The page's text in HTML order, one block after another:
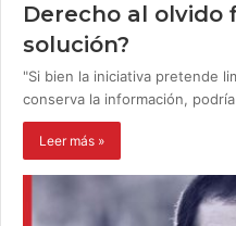
Derecho al olvido
solución?
"Si bien la iniciativa pretende
conserva la información,
Leer más »